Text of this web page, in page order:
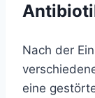
Nach der
eine